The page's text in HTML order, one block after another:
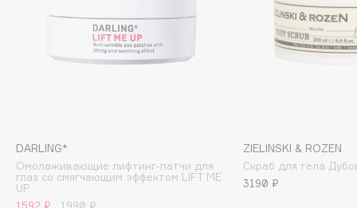
Celimax
Chupa Chups
Clinique
Clive Christian
Club De Nuit
DARLING*
Омолаживающие лифтинг-патчи для
глаз со смягчающим эффектом LIFT ME
UP
ZIELINSKI & ROZEN
Скраб для тела
3190 ₽